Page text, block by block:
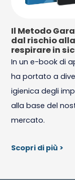
Il Metodo
dal rischio
respirare in
In un e-book di
ha portato a
igienica degli
alla base del
mercato.
Scopri di più >